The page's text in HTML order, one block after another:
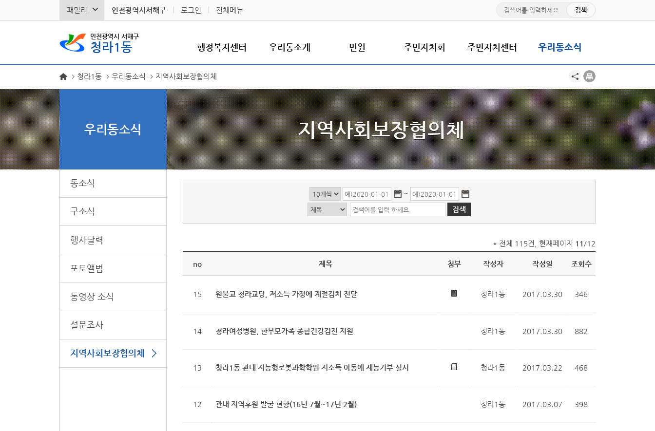
패밀리 인천광역시서해구 로그인 전체메뉴
인천광역시 서해구
청라1동 행정복지센터 우리동소개 민원 주민자치회 주민자치센터 우리동소식
우리동소식
동소식
구소식
행사달력
포토앨범
동영상 소식
설문조사
지역사회보장협의체
청라1동 우리동소식 지역사회보장협의체
지역사회보장협의체
~
* 전체 115건, 현재페이지 11 /12
no 제목 첨부 작성자 작성일 조회수
15 원불교 청라교당, 저소득 가정에 계절김치 전달 청라1동 2017.03.30 346
14 청라여성병원, 한부모가족 종합건강검진 지원 청라1동 2017.03.30 882
13 청라1동 관내 지능형로봇과학학원 저소득 아동에 재능기부 실시 청라1동 2017.03.22 468
12 관내 지역후원 발굴 현황(16년 7월~17년 2월) 청라1동 2017.03.07 398